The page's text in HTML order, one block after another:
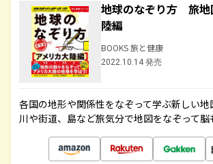
地球のなぞり方 旅
陸編
BOOKS 旅と健康
2022.10.14 発売
各国の地形や関係性をなぞって学ぶ新しい地
川や街道、島など旅気分で地図をなぞって脳